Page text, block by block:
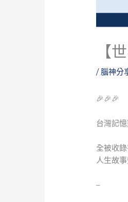
【
/ 腦神分
🎉🎉🎉
台灣記
全被收
人生故
–